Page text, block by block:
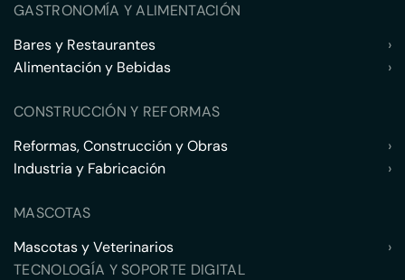
GASTRONOMÍA Y ALIMENTACIÓN
Bares y Restaurantes
›
Alimentación y Bebidas
›
CONSTRUCCIÓN Y REFORMAS
Reformas, Construcción y Obras
›
Industria y Fabricación
›
MASCOTAS
Mascotas y Veterinarios
›
TECNOLOGÍA Y SOPORTE DIGITAL